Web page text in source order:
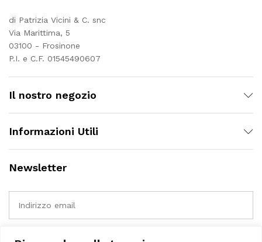
di Patrizia Vicini & C. snc
Via Marittima, 5
03100 - Frosinone
P.I. e C.F. 01545490607
Il nostro negozio
Informazioni Utili
Newsletter